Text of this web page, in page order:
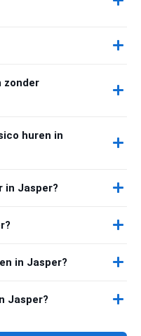
zonder
huren in
in Jasper?
in Jasper?
Jasper?